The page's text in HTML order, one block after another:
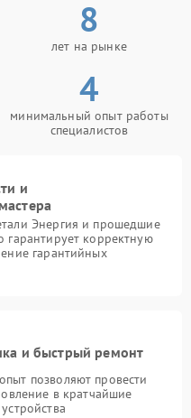
8
лет на рынке
4
минимальный опыт работы
специалистов
и
Энергия и прошедшие
гарантирует корректную
гарантийных
и быстрый ремонт
позволяют провести
в кратчайшие